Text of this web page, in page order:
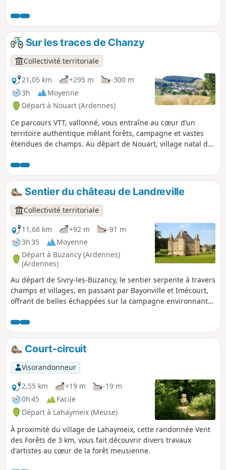
hameaux : Tailly, Barricourt, les Petites Censes, les
Forgettes, Les Tuileries... où se dévoilent de remarquables
bâtisses en pierre, témoins du patrimoine local. Un sentier
rythmé et varié, idéal pour les amateurs de VTT en quête de
nature, de relief et de découvertes historiques.
Sur les traces de Chanzy
Collectivité territoriale
21,05 km
+295 m
-300 m
3h
Moyenne
Départ à Nouart (Ardennes)
Ce parcours VTT, vallonné, vous entraîne au cœur d’un
territoire authentique mêlant forêts, campagne et vastes
étendues de champs. Au départ de Nouart, village natal du
hameaux : Tailly, Barricourt, les Petites Censes, les
Forgettes, Les Tuileries, Rémonville... où se dévoilent de
remarquables bâtisses en pierre, témoins du patrimoine
local. Un sentier rythmé et varié, idéal pour les amateurs de
VTT en quête de nature, de relief et de découvertes
historiques.
Sentier du château de Landreville
Collectivité territoriale
11,68 km
+92 m
-91 m
3h 35
Moyenne
Départ à Buzancy (Ardennes)
(Ardennes)
Au départ de Sivry-les-Buzancy, le sentier serpente à travers
champs et villages, en passant par Bayonville et Imécourt,
offrant de belles échappées sur la campagne environnante.
dévoile au fil de la marche, apportant une touche
patrimoniale à cette randonnée accessible et ressourçante.
Idéale pour les amateurs de nature, de calme et de
découvertes locales.
Court-circuit
Visorandonneur
2,55 km
+19 m
-19 m
0h 45
Facile
Départ à Lahaymeix (Meuse)
À proximité du village de Lahaymeix, cette randonnée Vent
des Forêts de 3 km, vous fait découvrir divers travaux
d'artistes au cœur de la forêt meusienne.